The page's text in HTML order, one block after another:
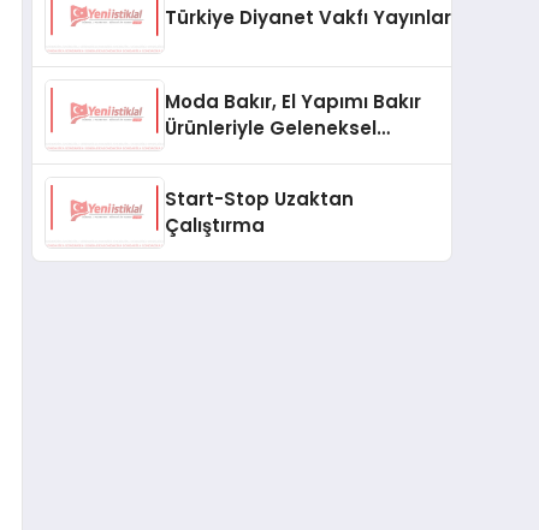
Türkiye Diyanet Vakfı Yayınları, Yeni
Moda Bakır, El Yapımı Bakır
Ürünleriyle Geleneksel
Start-Stop Uzaktan
Çalıştırma